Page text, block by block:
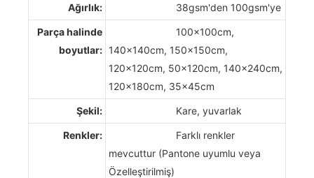
Ağırlık: 38gsm'den 100gsm'ye
Parça halinde
boyutlar:
100x100cm,
140x140cm, 150x150cm,
120x120cm, 50x120cm, 140x240cm,
120x180cm, 35x45cm
Şekil: Kare, yuvarlak
Renkler:
Farklı renkler
mevcuttur (Pantone uyumlu veya
Özelleştirilmiş)